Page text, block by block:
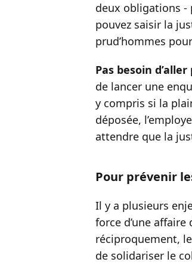
deux obligations -
pouvez saisir la
prud’hommes
Pas besoin
de lancer une
y compris si la
déposée,
attendre que la
Pour prévenir
Il y a plusieurs
force d’une
réciproquement,
de solidariser le